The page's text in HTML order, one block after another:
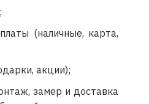
(наличные, карта,
акции);
замер и доставка